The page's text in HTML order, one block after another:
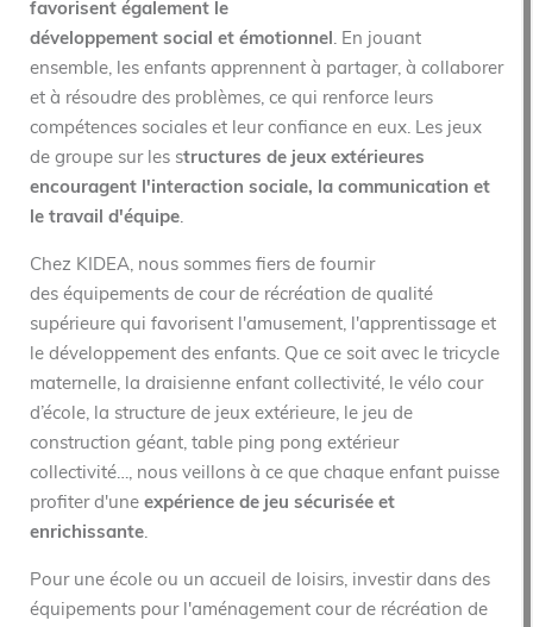
favorisent également le
développement social et émotionnel. En jouant
ensemble, les enfants apprennent à partager, à collaborer
et à résoudre des problèmes, ce qui renforce leurs
compétences sociales et leur confiance en eux. Les jeux
de groupe sur les structures de jeux extérieures
encouragent l'interaction sociale, la communication et
le travail d'équipe.
Chez KIDEA, nous sommes fiers de fournir
des équipements de cour de récréation de qualité
supérieure qui favorisent l'amusement, l'apprentissage et
le développement des enfants. Que ce soit avec le tricycle
maternelle, la draisienne enfant collectivité, le vélo cour
d’école, la structure de jeux extérieure, le jeu de
construction géant, table ping pong extérieur
collectivité…, nous veillons à ce que chaque enfant puisse
profiter d'une expérience de jeu sécurisée et
enrichissante.
Pour une école ou un accueil de loisirs, investir dans des
équipements pour l'aménagement cour de récréation de